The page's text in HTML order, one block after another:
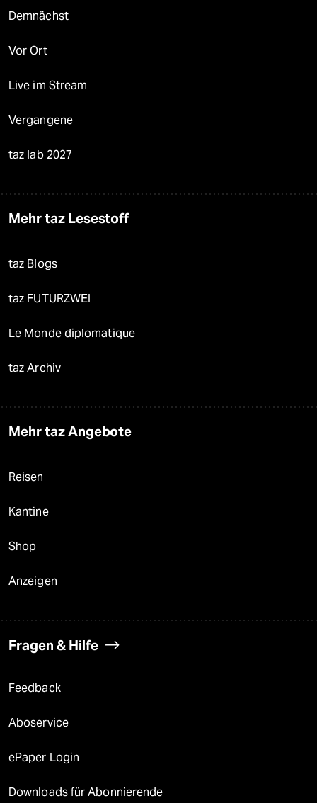
Demnächst
Vor Ort
Live im Stream
Vergangene
taz lab 2027
Mehr taz Lesestoff
taz Blogs
taz FUTURZWEI
Le Monde diplomatique
taz Archiv
Mehr taz Angebote
Reisen
Kantine
Shop
Anzeigen
Fragen & Hilfe
Feedback
Aboservice
ePaper Login
Downloads für Abonnierende